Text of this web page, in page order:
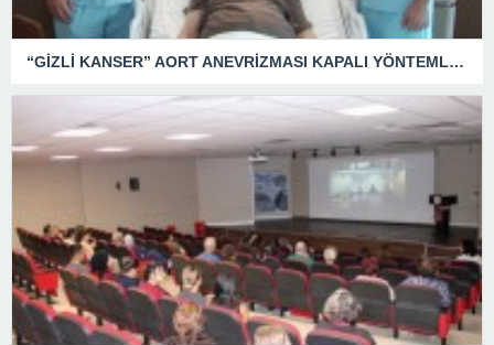
“GİZLİ KANSER” AORT ANEVRİZMASI KAPALI YÖNTEMLE TEDAVİ EDİLDİ